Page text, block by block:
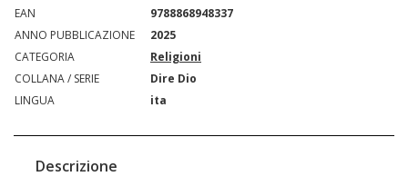
EAN
9788868948337
ANNO PUBBLICAZIONE
2025
CATEGORIA
Religioni
COLLANA / SERIE
Dire Dio
LINGUA
ita
Descrizione